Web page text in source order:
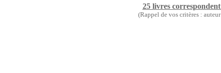
25 livres
(Rappel de vos critères :